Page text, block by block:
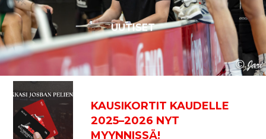
UUTISET
KAUSIKORTIT KAUDELLE
2025–2026 NYT
MYYNNISSÄ!